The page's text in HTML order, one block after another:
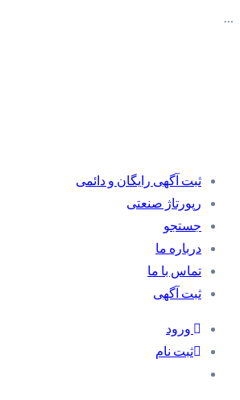
…
ثبت آگهی رایگان و دائمی
رپورتاژ صنعتی
جستجو
درباره ما
تماس با ما
ثبت آگهی
ورود
ثبت نام